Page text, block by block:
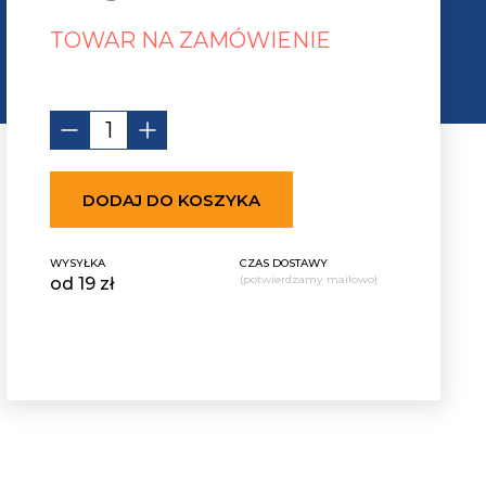
TOWAR NA ZAMÓWIENIE
DODAJ DO KOSZYKA
WYSYŁKA
od 19 zł
CZAS DOSTAWY
(potwierdzamy mailowo)